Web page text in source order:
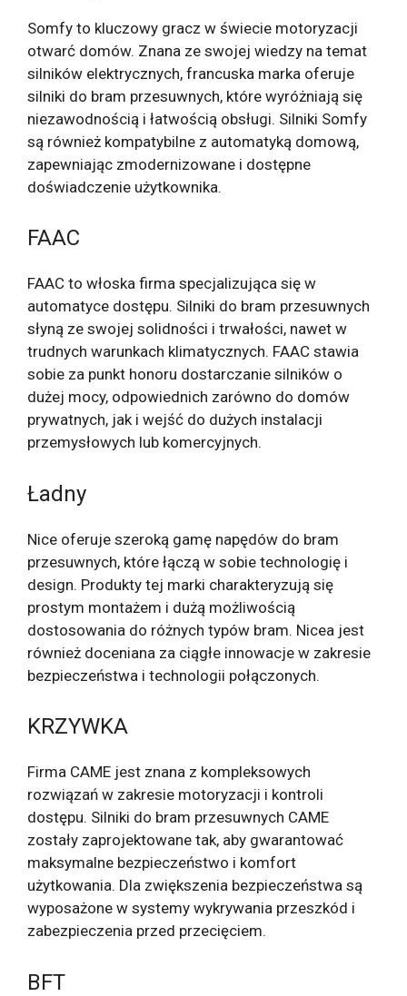
Somfy to kluczowy gracz w świecie motoryzacji
otwarć domów. Znana ze swojej wiedzy na temat
silników elektrycznych, francuska marka oferuje
silniki do bram przesuwnych, które wyróżniają się
niezawodnością i łatwością obsługi. Silniki Somfy
są również kompatybilne z automatyką domową,
zapewniając zmodernizowane i dostępne
doświadczenie użytkownika.
FAAC
FAAC to włoska firma specjalizująca się w
automatyce dostępu. Silniki do bram przesuwnych
słyną ze swojej solidności i trwałości, nawet w
trudnych warunkach klimatycznych. FAAC stawia
sobie za punkt honoru dostarczanie silników o
dużej mocy, odpowiednich zarówno do domów
prywatnych, jak i wejść do dużych instalacji
przemysłowych lub komercyjnych.
Ładny
Nice oferuje szeroką gamę napędów do bram
przesuwnych, które łączą w sobie technologię i
design. Produkty tej marki charakteryzują się
prostym montażem i dużą możliwością
dostosowania do różnych typów bram. Nicea jest
również doceniana za ciągłe innowacje w zakresie
bezpieczeństwa i technologii połączonych.
KRZYWKA
Firma CAME jest znana z kompleksowych
rozwiązań w zakresie motoryzacji i kontroli
dostępu. Silniki do bram przesuwnych CAME
zostały zaprojektowane tak, aby gwarantować
maksymalne bezpieczeństwo i komfort
użytkowania. Dla zwiększenia bezpieczeństwa są
wyposażone w systemy wykrywania przeszkód i
zabezpieczenia przed przecięciem.
BFT